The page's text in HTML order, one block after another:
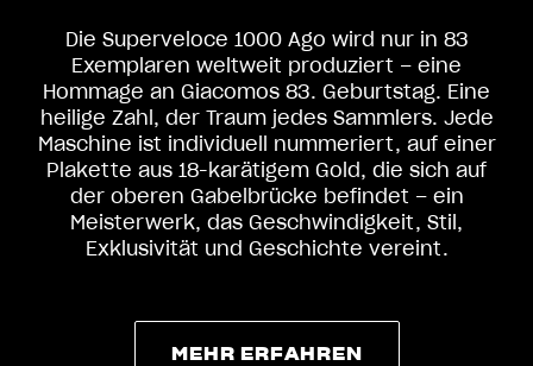
Die Superveloce 1000 Ago wird nur in 83
Exemplaren weltweit produziert – eine
Hommage an Giacomos 83. Geburtstag. Eine
heilige Zahl, der Traum jedes Sammlers. Jede
Maschine ist individuell nummeriert, auf einer
Plakette aus 18-karätigem Gold, die sich auf
der oberen Gabelbrücke befindet – ein
Meisterwerk, das Geschwindigkeit, Stil,
Exklusivität und Geschichte vereint.
MEHR ERFAHREN